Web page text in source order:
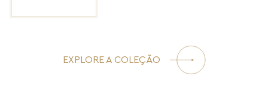
EXPLORE A COLEÇÃO